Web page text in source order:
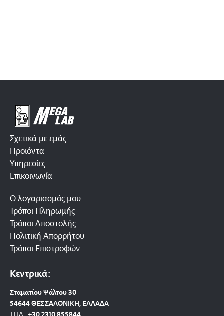
Σχετικά με εμάς
Προϊόντα
Υπηρεσίες
Επικοινωνία
Ο λογαριασμός μου
Τρόποι Πληρωμής
Τρόποι Αποστολής
Πολιτική Απορρήτου
Τρόποι Επιστροφών
Κεντρικά:
Σταματίου Ψάλτου 30
54644 ΘΕΣΣΑΛΟΝΙΚΗ, ΕΛΛΑΔΑ
ΤΗΛ.:+30 2310 855844